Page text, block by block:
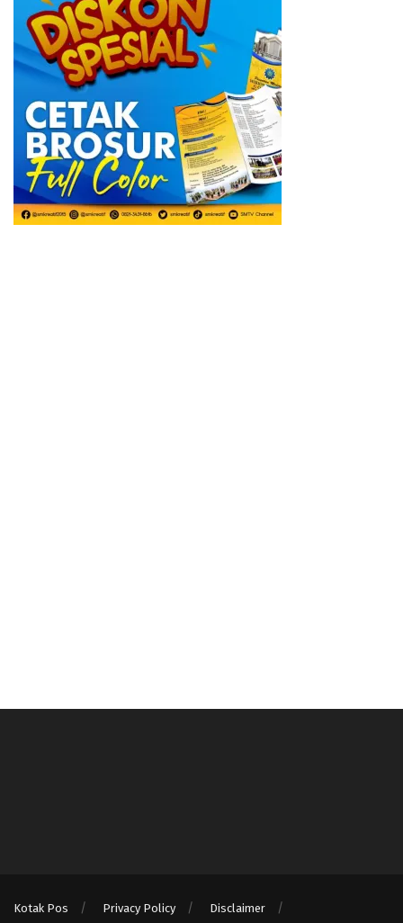
Kotak Pos Privacy Policy
Disclaimer